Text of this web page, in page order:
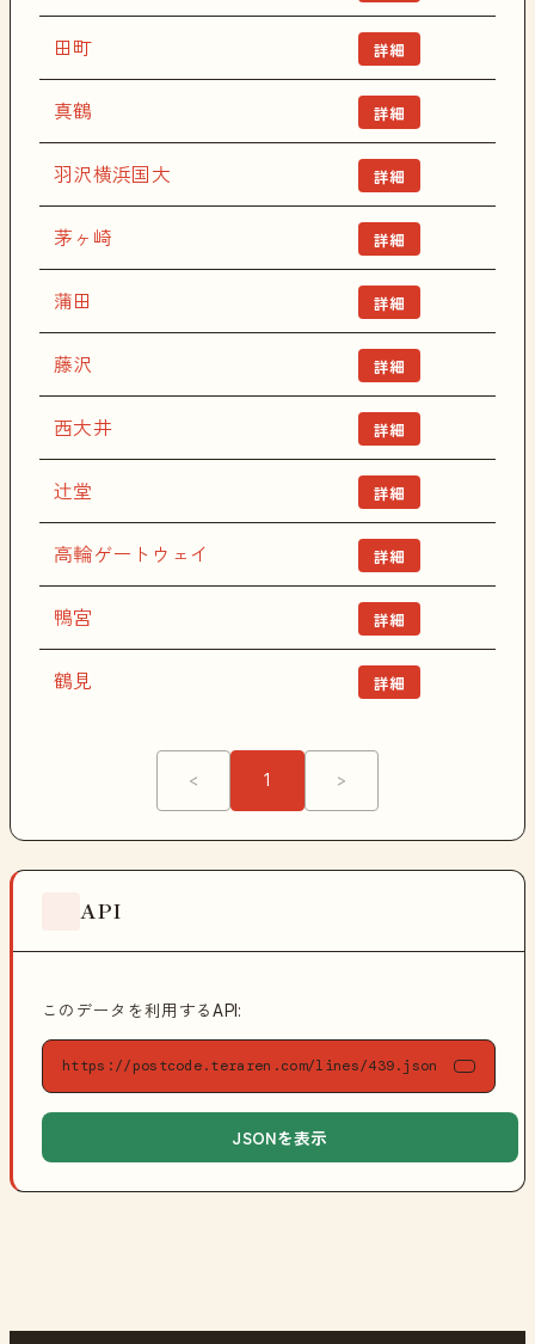
田町 詳細
真鶴 詳細
羽沢横浜国大 詳細
茅ヶ崎 詳細
蒲田 詳細
藤沢 詳細
西大井 詳細
辻堂 詳細
高輪ゲートウェイ 詳細
鴨宮 詳細
鶴見 詳細
< 1 >
API
このデータを利用するAPI:
https://postcode.teraren.com/lines/439.json
JSONを表示